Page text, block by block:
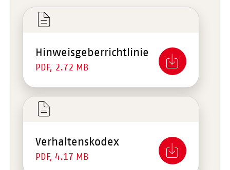
Hinweisgeberrichtlinie
PDF, 2.72 MB
Verhaltenskodex
PDF, 4.17 MB